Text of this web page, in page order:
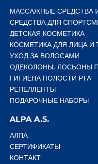
МАССАЖНЫЕ СРЕДСТВА
СРЕДСТВА ДЛЯ
ДЕТСКАЯ КОСМЕТИКА
КОСМЕТИКА ДЛЯ ЛИЦА И
УХОД ЗА ВОЛОСАМИ
ОДЕКОЛОНЫ, ЛОСЬОНЫ
ГИГИЕНА ПОЛОСТИ РТА
РЕПЕЛЛЕНТЫ
ПОДАРОЧНЫЕ НАБОРЫ
ALPA A.S.
АЛПА
СЕРТИФИКАТЫ
КОНТАКТ